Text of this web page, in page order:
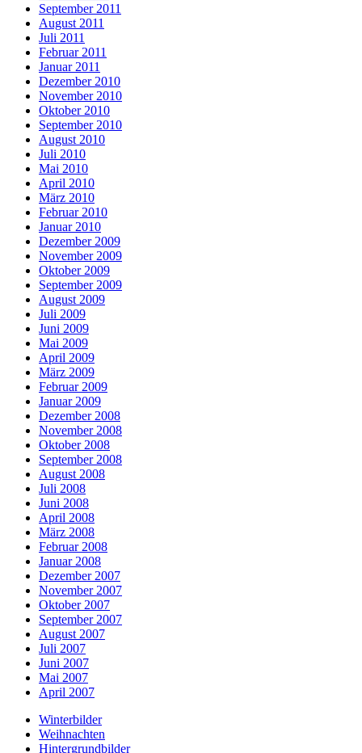
September 2011
August 2011
Juli 2011
Februar 2011
Januar 2011
Dezember 2010
November 2010
Oktober 2010
September 2010
August 2010
Juli 2010
Mai 2010
April 2010
März 2010
Februar 2010
Januar 2010
Dezember 2009
November 2009
Oktober 2009
September 2009
August 2009
Juli 2009
Juni 2009
Mai 2009
April 2009
März 2009
Februar 2009
Januar 2009
Dezember 2008
November 2008
Oktober 2008
September 2008
August 2008
Juli 2008
Juni 2008
April 2008
März 2008
Februar 2008
Januar 2008
Dezember 2007
November 2007
Oktober 2007
September 2007
August 2007
Juli 2007
Juni 2007
Mai 2007
April 2007
Winterbilder
Weihnachten
Hintergrundbilder